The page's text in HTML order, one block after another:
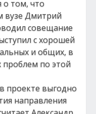
о том, что
вузе Дмитрий
совещание
с хорошей
и общих, в
проблем по этой
проекте выгодно
направления